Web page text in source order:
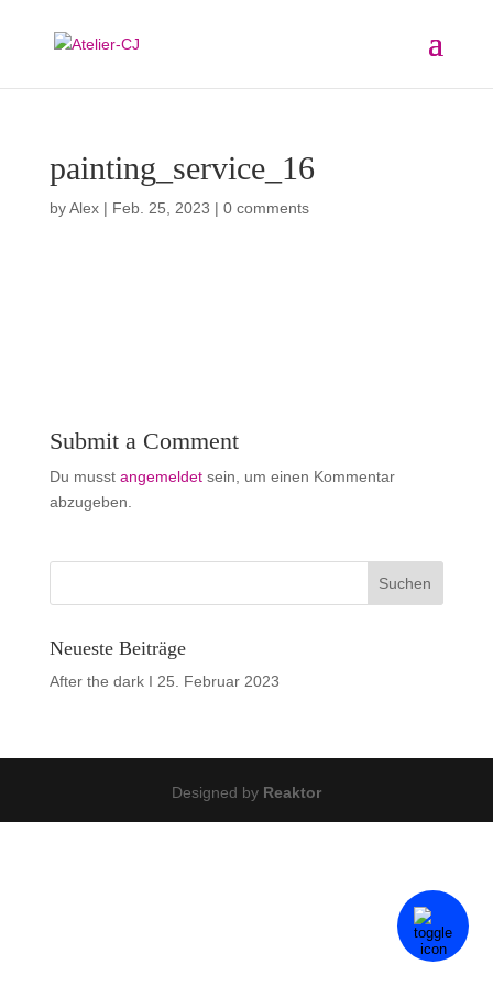
painting_service_16
byAlex| Feb. 25, 2023 | 0 comments
Submit a Comment
Du musst angemeldetsein, um einen Kommentar
abzugeben.
Neueste Beiträge
After the dark I 25. Februar 2023
Designed by Reaktor